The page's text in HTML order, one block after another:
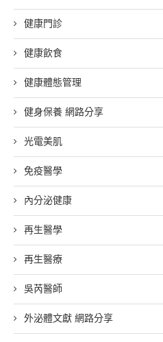
健康門診
健康飲食
健康體態管理
健身保養 網路分享
光電美肌
免疫醫學
內分泌健康
再生醫學
再生醫療
吳芮醫師
外泌體文獻 網路分享